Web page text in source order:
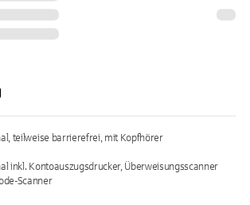
teilweise barrierefrei, mit Kopfhörer
inkl. Kontoauszugsdrucker, Überweisungsscanner
Scanner